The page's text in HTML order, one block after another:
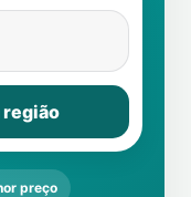
região
preço